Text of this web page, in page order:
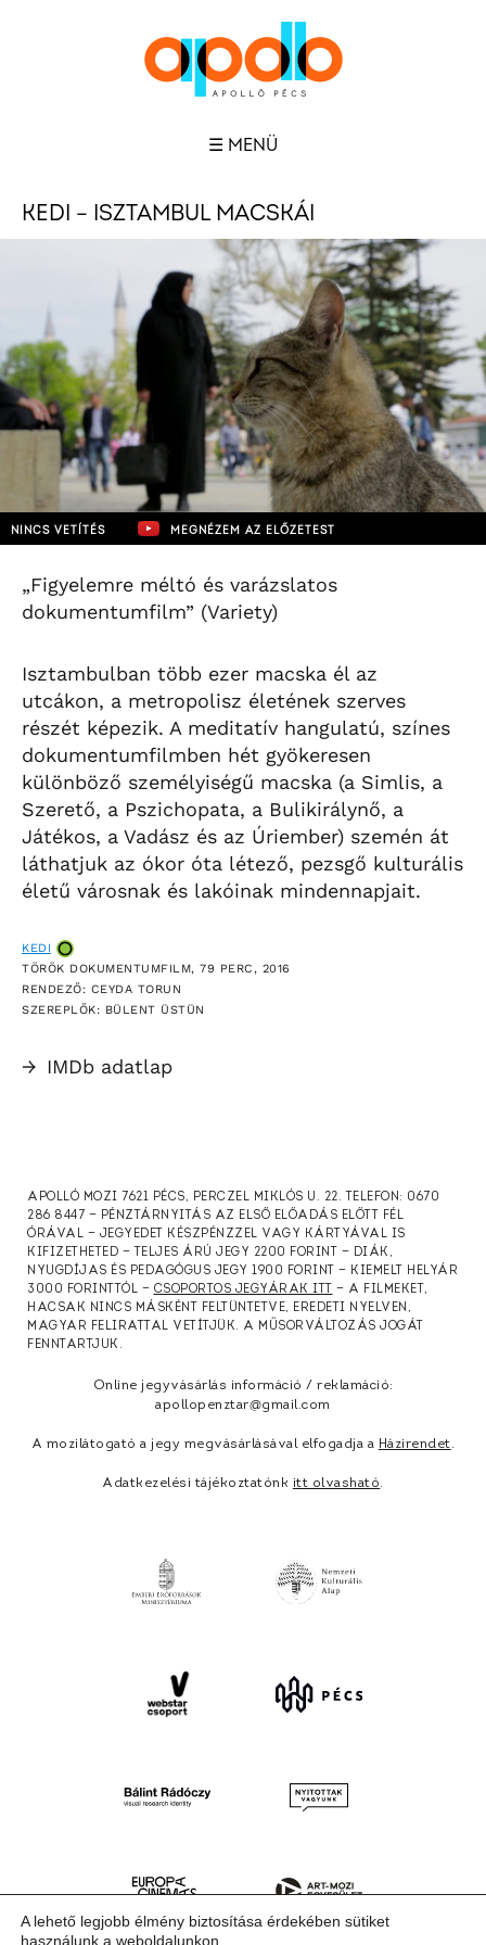
☰ MENÜ
KEDI – ISZTAMBUL MACSKÁI
NINCS VETÍTÉS MEGNÉZEM AZ ELŐZETEST
„Figyelemre méltó és varázslatos
dokumentumfilm” (Variety)
Isztambulban több ezer macska él az
utcákon, a metropolisz életének szerves
részét képezik. A meditatív hangulatú, színes
dokumentumfilmben hét gyökeresen
különböző személyiségű macska (a Simlis, a
Szerető, a Pszichopata, a Bulikirálynő, a
Játékos, a Vadász és az Úriember) szemén át
láthatjuk az ókor óta létező, pezsgő kulturális
életű városnak és lakóinak mindennapjait.
KEDI
TÖRÖK DOKUMENTUMFILM, 79 PERC, 2016
RENDEZŐ: CEYDA TORUN
SZEREPLŐK: BÜLENT ÜSTÜN
→ IMDb adatlap
APOLLÓ MOZI 7621 PÉCS, PERCZEL MIKLÓS U. 22. TELEFON: 0670
286 8447 — PÉNZTÁRNYITÁS AZ ELSŐ ELŐADÁS ELŐTT FÉL
ÓRÁVAL — JEGYEDET KÉSZPÉNZZEL VAGY KÁRTYÁVAL IS
KIFIZETHETED — TELJES ÁRÚ JEGY 2200 FORINT — DIÁK,
NYUGDÍJAS ÉS PEDAGÓGUS JEGY 1900 FORINT — KIEMELT HELYÁR
3000 FORINTTÓL — CSOPORTOS JEGYÁRAK ITT
— A FILMEKET,
HACSAK NINCS MÁSKÉNT FELTÜNTETVE, EREDETI NYELVEN,
MAGYAR FELIRATTAL VETÍTJÜK. A MŰSORVÁLTOZÁS JOGÁT
FENNTARTJUK.
Online jegyvásárlás információ / reklamáció:
apollopenztar@gmail.com
A mozilátogató a jegy megvásárlásával elfogadja a Házirendet.
Adatkezelési tájékoztatónk itt olvasható.
A lehető legjobb élmény biztosítása érdekében sütiket
használunk a weboldalunkon.